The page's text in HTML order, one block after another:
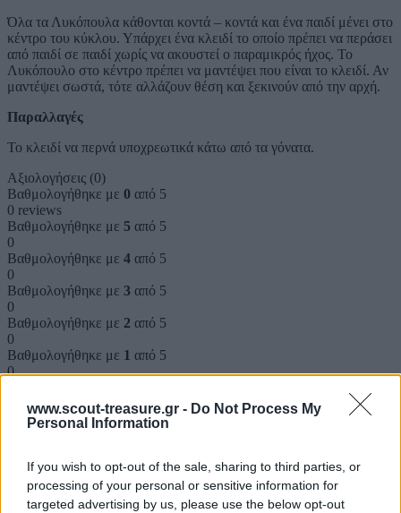
www.scout-treasure.gr - Do Not Process My
Personal Information
If you wish to opt-out of the sale, sharing to third parties, or
processing of your personal or sensitive information for
targeted advertising by us, please use the below opt-out
Όλα τα Λυκόπουλα κάθονται κοντά – κοντά και ένα παιδί μένει στο
κέντρο του κύκλου. Υπάρχει ένα κλειδί το οποίο πρέπει να περάσει
από παιδί σε παιδί χωρίς να ακουστεί ο παραμικρός ήχος. Το
Λυκόπουλο στο κέντρο πρέπει να μαντέψει που είναι το κλειδί. Αν
μαντέψει σωστά, τότε αλλάζουν θέση και ξεκινούν από την αρχή.
Παραλλαγές
Το κλειδί να περνά υποχρεωτικά κάτω από τα γόνατα.
Αξιολογήσεις (0)
Βαθμολογήθηκε με 0 από 5
0 reviews
Βαθμολογήθηκε με 5 από 5
0
Βαθμολογήθηκε με 4 από 5
0
Βαθμολογήθηκε με 3 από 5
0
Βαθμολογήθηκε με 2 από 5
0
Βαθμολογήθηκε με 1 από 5
0
Αξιολογήσεις
Δεν υπάρχει καμία αξιολόγηση ακόμη.